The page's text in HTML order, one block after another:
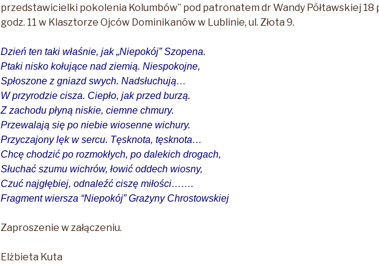
przedstawicielki pokolenia Kolumbów” pod patronatem dr Wandy Półtawskiej 18
godz. 11 w Klasztorze Ojców Dominikanów w Lublinie, ul. Złota 9.
Dzień ten taki właśnie, jak „Niepokój” Szopena.
Ptaki nisko kołujące nad ziemią. Niespokojne,
Spłoszone z gniazd swych. Nadsłuchują…
W przyrodzie cisza. Ciepło, jak przed burzą.
Z zachodu płyną niskie, ciemne chmury.
Przewalają się po niebie wiosenne wichury.
Przyczajony lęk w sercu. Tęsknota, tęsknota…
Chcę chodzić po rozmokłych, po dalekich drogach,
Słuchać szumu wichrów, łowić oddech wiosny,
Czuć najgłębiej, odnaleźć ciszę miłości…….
Fragment wiersza “Niepokój” Grażyny Chrostowskiej
Zaproszenie w załączeniu.
Elżbieta Kuta